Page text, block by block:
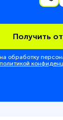
Получить
обработку
политикой